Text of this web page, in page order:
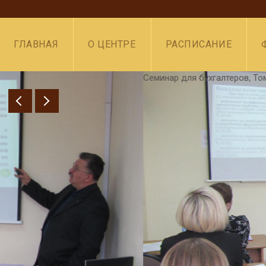
ГЛАВНАЯ О ЦЕНТРЕ РАСПИСАНИЕ
для бухгалтеров, Томск